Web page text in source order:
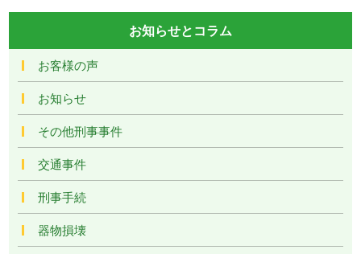
お知らせとコラム
お客様の声
お知らせ
その他刑事事件
交通事件
刑事手続
器物損壊